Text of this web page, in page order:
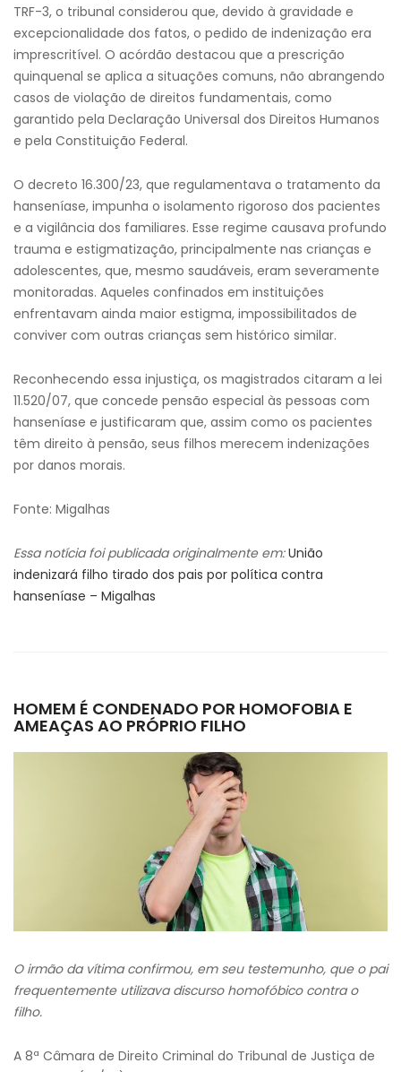
TRF-3, o tribunal considerou que, devido à gravidade e
excepcionalidade dos fatos, o pedido de indenização era
imprescritível. O acórdão destacou que a prescrição
quinquenal se aplica a situações comuns, não abrangendo
casos de violação de direitos fundamentais, como
garantido pela Declaração Universal dos Direitos Humanos
e pela Constituição Federal.
O decreto 16.300/23, que regulamentava o tratamento da
hanseníase, impunha o isolamento rigoroso dos pacientes
e a vigilância dos familiares. Esse regime causava profundo
trauma e estigmatização, principalmente nas crianças e
adolescentes, que, mesmo saudáveis, eram severamente
monitoradas. Aqueles confinados em instituições
enfrentavam ainda maior estigma, impossibilitados de
conviver com outras crianças sem histórico similar.
Reconhecendo essa injustiça, os magistrados citaram a lei
11.520/07, que concede pensão especial às pessoas com
hanseníase e justificaram que, assim como os pacientes
têm direito à pensão, seus filhos merecem indenizações
por danos morais.
Fonte: Migalhas
Essa notícia foi publicada originalmente em: União
indenizará filho tirado dos pais por política contra
hanseníase – Migalhas
HOMEM É CONDENADO POR HOMOFOBIA E
AMEAÇAS AO PRÓPRIO FILHO
O irmão da vítima confirmou, em seu testemunho, que o pai
frequentemente utilizava discurso homofóbico contra o
filho.
A 8ª Câmara de Direito Criminal do Tribunal de Justiça de